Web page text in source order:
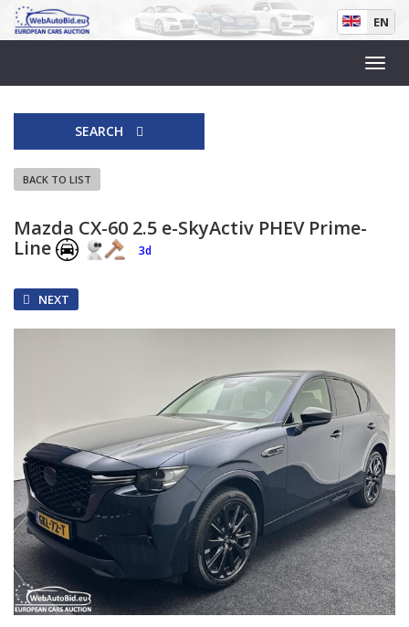
EN
SEARCH
BACK TO LIST
Mazda CX-60 2.5 e-SkyActiv PHEV Prime-
Line
3d
NEXT